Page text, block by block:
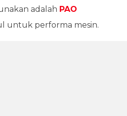
adalah PAO
untuk performa mesin.